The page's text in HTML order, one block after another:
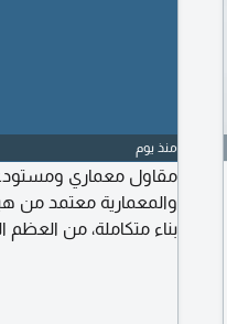
منذ يوم
مقاول معماري
والمعمارية معتمد من
بناء متكاملة، من